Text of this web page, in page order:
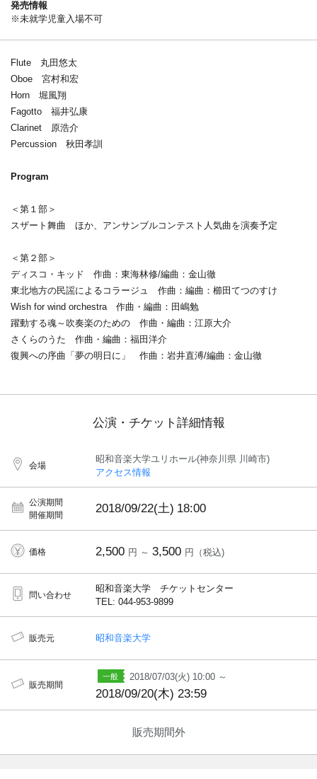
発売情報
※未就学児童入場不可
Flute 丸田悠太
Oboe 宮村和宏
Horn 堀風翔
Fagotto 福井弘康
Clarinet 原浩介
Percussion 秋田孝訓
Program
＜第１部＞
スザート舞曲 ほか、アンサンブルコンテスト人気曲を演奏予定
＜第２部＞
ディスコ・キッド 作曲：東海林修/編曲：金山徹
東北地方の民謡によるコラージュ 作曲：編曲：櫛田てつのすけ
Wish for wind orchestra 作曲・編曲：田嶋勉
躍動する魂～吹奏楽のための 作曲・編曲：江原大介
さくらのうた 作曲・編曲：福田洋介
復興への序曲「夢の明日に」 作曲：岩井直溥/編曲：金山徹
公演・チケット詳細情報
会場
昭和音楽大学ユリホール(神奈川県 川崎市)
アクセス情報
公演期間
開催期間
2018/09/22(土) 18:00
価格 2,500 円 ～ 3,500 円（税込)
問い合わせ
昭和音楽大学 チケットセンター
TEL: 044-953-9899
販売元 昭和音楽大学
販売期間
2018/07/03(火) 10:00 ～
2018/09/20(木) 23:59
販売期間外